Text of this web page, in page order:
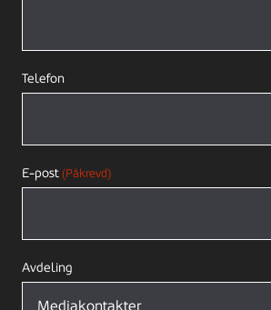
Telefon
E-post (Påkrevd)
Avdeling